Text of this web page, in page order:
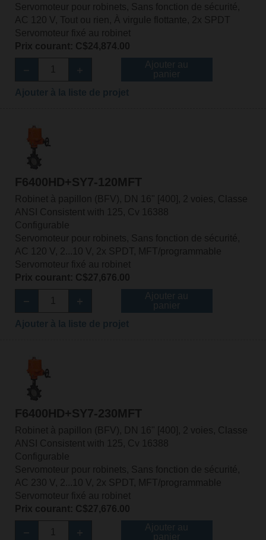
Servomoteur pour robinets, Sans fonction de sécurité,
AC 120 V, Tout ou rien, À virgule flottante, 2x SPDT
Servomoteur fixé au robinet
Prix courant: C$24,874.00
F6400HD+SY7-120MFT
Robinet à papillon (BFV), DN 16" [400], 2 voies, Classe
ANSI Consistent with 125, Cv 16388
Configurable
Servomoteur pour robinets, Sans fonction de sécurité,
AC 120 V, 2...10 V, 2x SPDT, MFT/programmable
Servomoteur fixé au robinet
Prix courant: C$27,676.00
F6400HD+SY7-230MFT
Robinet à papillon (BFV), DN 16" [400], 2 voies, Classe
ANSI Consistent with 125, Cv 16388
Configurable
Servomoteur pour robinets, Sans fonction de sécurité,
AC 230 V, 2...10 V, 2x SPDT, MFT/programmable
Servomoteur fixé au robinet
Prix courant: C$27,676.00